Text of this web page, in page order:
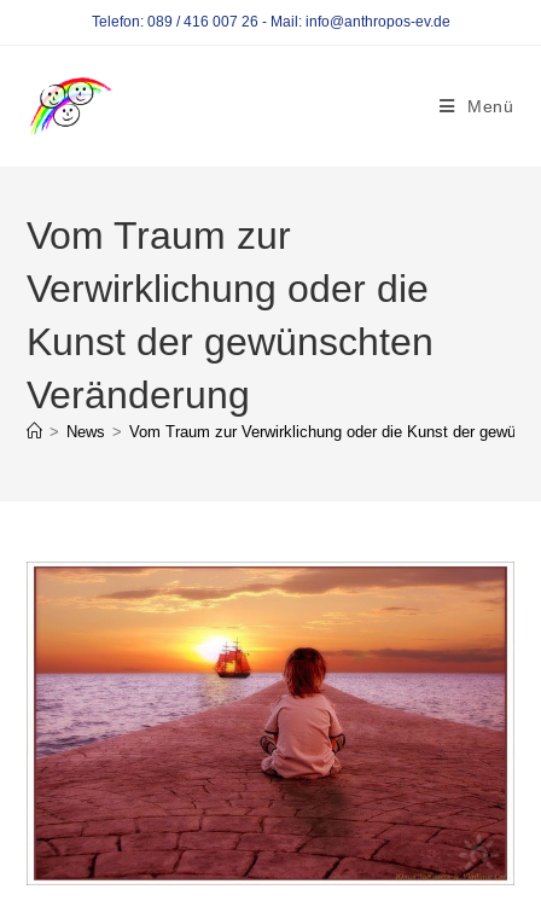
Telefon: 089 / 416 007 26 - Mail: info@anthropos-ev.de
Menü
Vom Traum zur
Verwirklichung oder die
Kunst der gewünschten
Veränderung
> News > Vom Traum zur Verwirklichung oder die Kunst der